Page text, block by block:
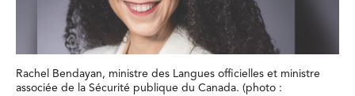
Rachel Bendayan, ministre des Langues officielles et ministre
associée de la Sécurité publique du Canada. (photo :